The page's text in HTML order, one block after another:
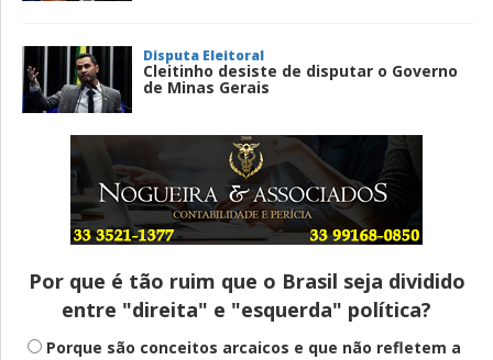
Disputa Eleitoral
Cleitinho desiste de disputar o Governo
de Minas Gerais
Entenda
Pix Pensão Alimentícia: entenda o que é
e como solicitar
Saúde Mental
Plataforma oferece escuta em saúde
mental para jovens no SUS Digital
Por que é tão ruim que o Brasil seja dividido
entre "direita" e "esquerda" política?
Porque são conceitos arcaicos e que não refletem a